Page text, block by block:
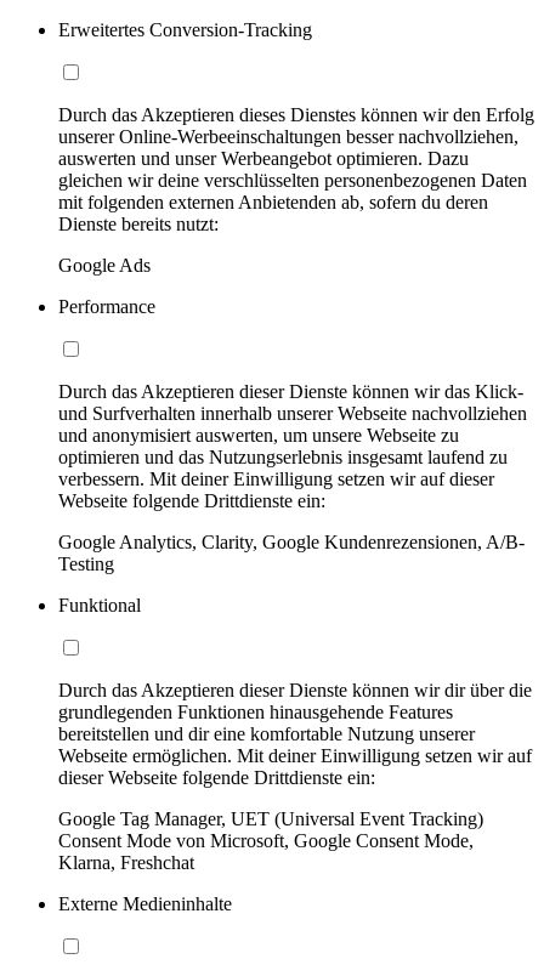
Erweitertes Conversion-Tracking
Durch das Akzeptieren dieses Dienstes können wir den Erfolg
unserer Online-Werbeeinschaltungen besser nachvollziehen,
auswerten und unser Werbeangebot optimieren. Dazu
gleichen wir deine verschlüsselten personenbezogenen Daten
mit folgenden externen Anbietenden ab, sofern du deren
Dienste bereits nutzt:
Google Ads
Performance
Durch das Akzeptieren dieser Dienste können wir das Klick-
und Surfverhalten innerhalb unserer Webseite nachvollziehen
und anonymisiert auswerten, um unsere Webseite zu
optimieren und das Nutzungserlebnis insgesamt laufend zu
verbessern. Mit deiner Einwilligung setzen wir auf dieser
Webseite folgende Drittdienste ein:
Google Analytics, Clarity, Google Kundenrezensionen, A/B-
Testing
Funktional
Durch das Akzeptieren dieser Dienste können wir dir über die
grundlegenden Funktionen hinausgehende Features
bereitstellen und dir eine komfortable Nutzung unserer
Webseite ermöglichen. Mit deiner Einwilligung setzen wir auf
dieser Webseite folgende Drittdienste ein:
Google Tag Manager, UET (Universal Event Tracking)
Consent Mode von Microsoft, Google Consent Mode,
Klarna, Freshchat
Externe Medieninhalte